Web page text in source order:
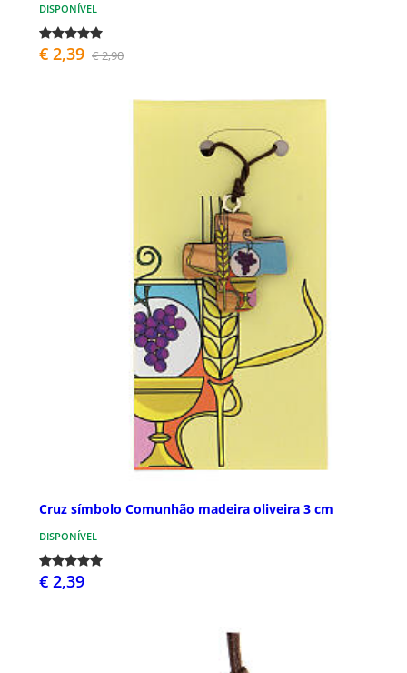
DISPONÍVEL
€ 2,39 € 2,90
Cruz símbolo Comunhão madeira oliveira 3 cm
DISPONÍVEL
€ 2,39